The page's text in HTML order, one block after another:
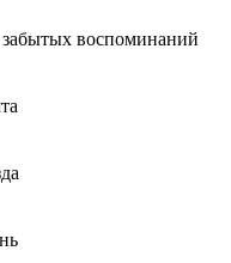
воспоминаний